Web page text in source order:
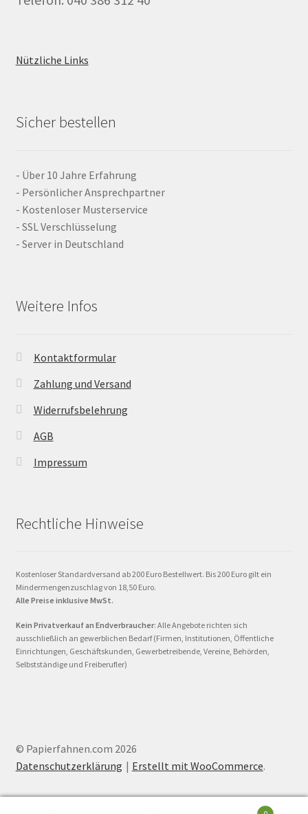
Nützliche Links
Sicher bestellen
- Über 10 Jahre Erfahrung
- Persönlicher Ansprechpartner
- Kostenloser Musterservice
- SSL Verschlüsselung
- Server in Deutschland
Weitere Infos
Kontaktformular
Zahlung und Versand
Widerrufsbelehrung
AGB
Impressum
Rechtliche Hinweise
Kostenloser Standardversand ab 200 Euro Bestellwert. Bis 200 Euro gilt ein
Mindermengenzuschlag von 18,50 Euro.
Alle Preise inklusive MwSt.
Kein Privatverkauf an Endverbraucher: Alle Angebote richten sich
ausschließlich an gewerblichen Bedarf (Firmen, Institutionen, Öffentliche
Einrichtungen, Geschäftskunden, Gewerbetreibende, Vereine, Behörden,
Selbstständige und Freiberufler)
© Papierfahnen.com 2026
Datenschutzerklärung
Erstellt mit WooCommerce.